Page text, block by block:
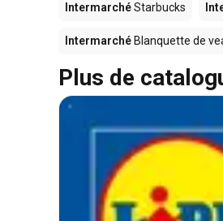
IntermarchéStarbucks
Intermarché Blanquette de
Plus de